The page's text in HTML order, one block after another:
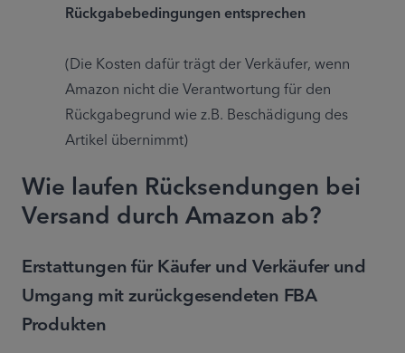
Rückgabebedingungen entsprechen
(Die Kosten dafür trägt der Verkäufer, wenn
Amazon nicht die Verantwortung für den
Rückgabegrund wie z.B. Beschädigung des
Artikel übernimmt)
Wie laufen Rücksendungen bei
Versand durch Amazon ab?
Erstattungen für Käufer und Verkäufer und
Umgang mit zurückgesendeten FBA
Produkten